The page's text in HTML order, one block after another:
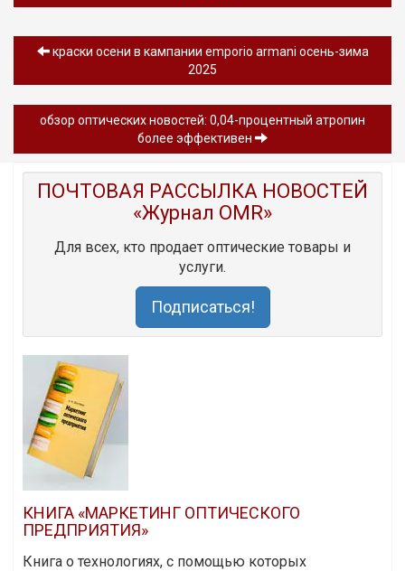
краски осени в кампании emporio armani осень-зима
2025
обзор oптических новостей: 0,04-процентный атропин
более эффективен
ПОЧТОВАЯ РАССЫЛКА НОВОСТЕЙ
«Журнал OMR»
Для всех, кто продает оптические товары и
услуги.
Подписаться!
КНИГА «МАРКЕТИНГ ОПТИЧЕСКОГО
ПРЕДПРИЯТИЯ»
Книга о технологиях, с помощью которых